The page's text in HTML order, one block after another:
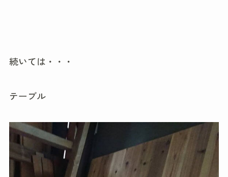
続いては・・・
テーブル